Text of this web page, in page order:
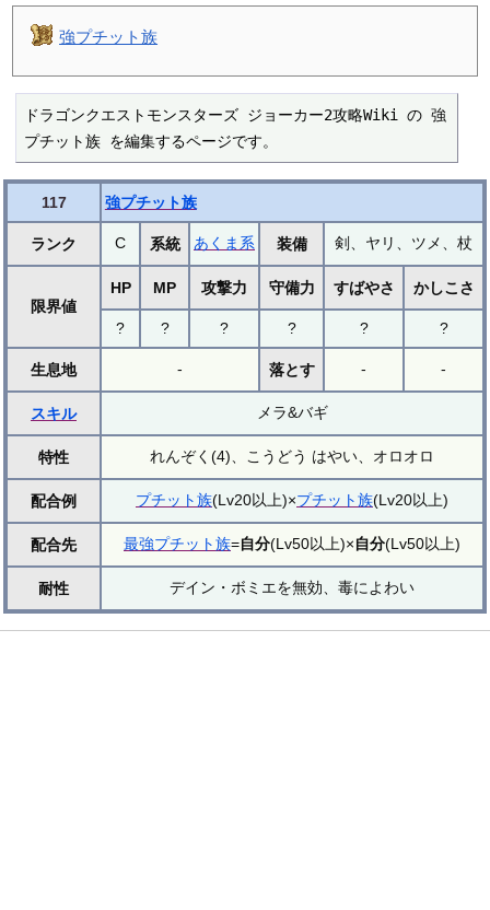
強プチット族
ドラゴンクエストモンスターズ ジョーカー2攻略Wiki の 強
プチット族 を編集するページです。
117 強プチット族
ランク C 系統 あくま系 装備 剣、ヤリ、ツメ、杖
限界値
HP MP 攻撃力 守備力 すばやさ かしこさ
? ? ? ? ? ?
生息地 - 落とす - -
スキル メラ&バギ
特性 れんぞく(4)、こうどう はやい、オロオロ
配合例 プチット族(Lv20以上)×プチット族(Lv20以上)
配合先 最強プチット族=自分(Lv50以上)×自分(Lv50以上)
耐性 デイン・ボミエを無効、毒によわい